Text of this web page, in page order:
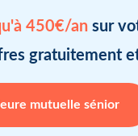
450€/an sur
gratuitement
mutuelle sénior